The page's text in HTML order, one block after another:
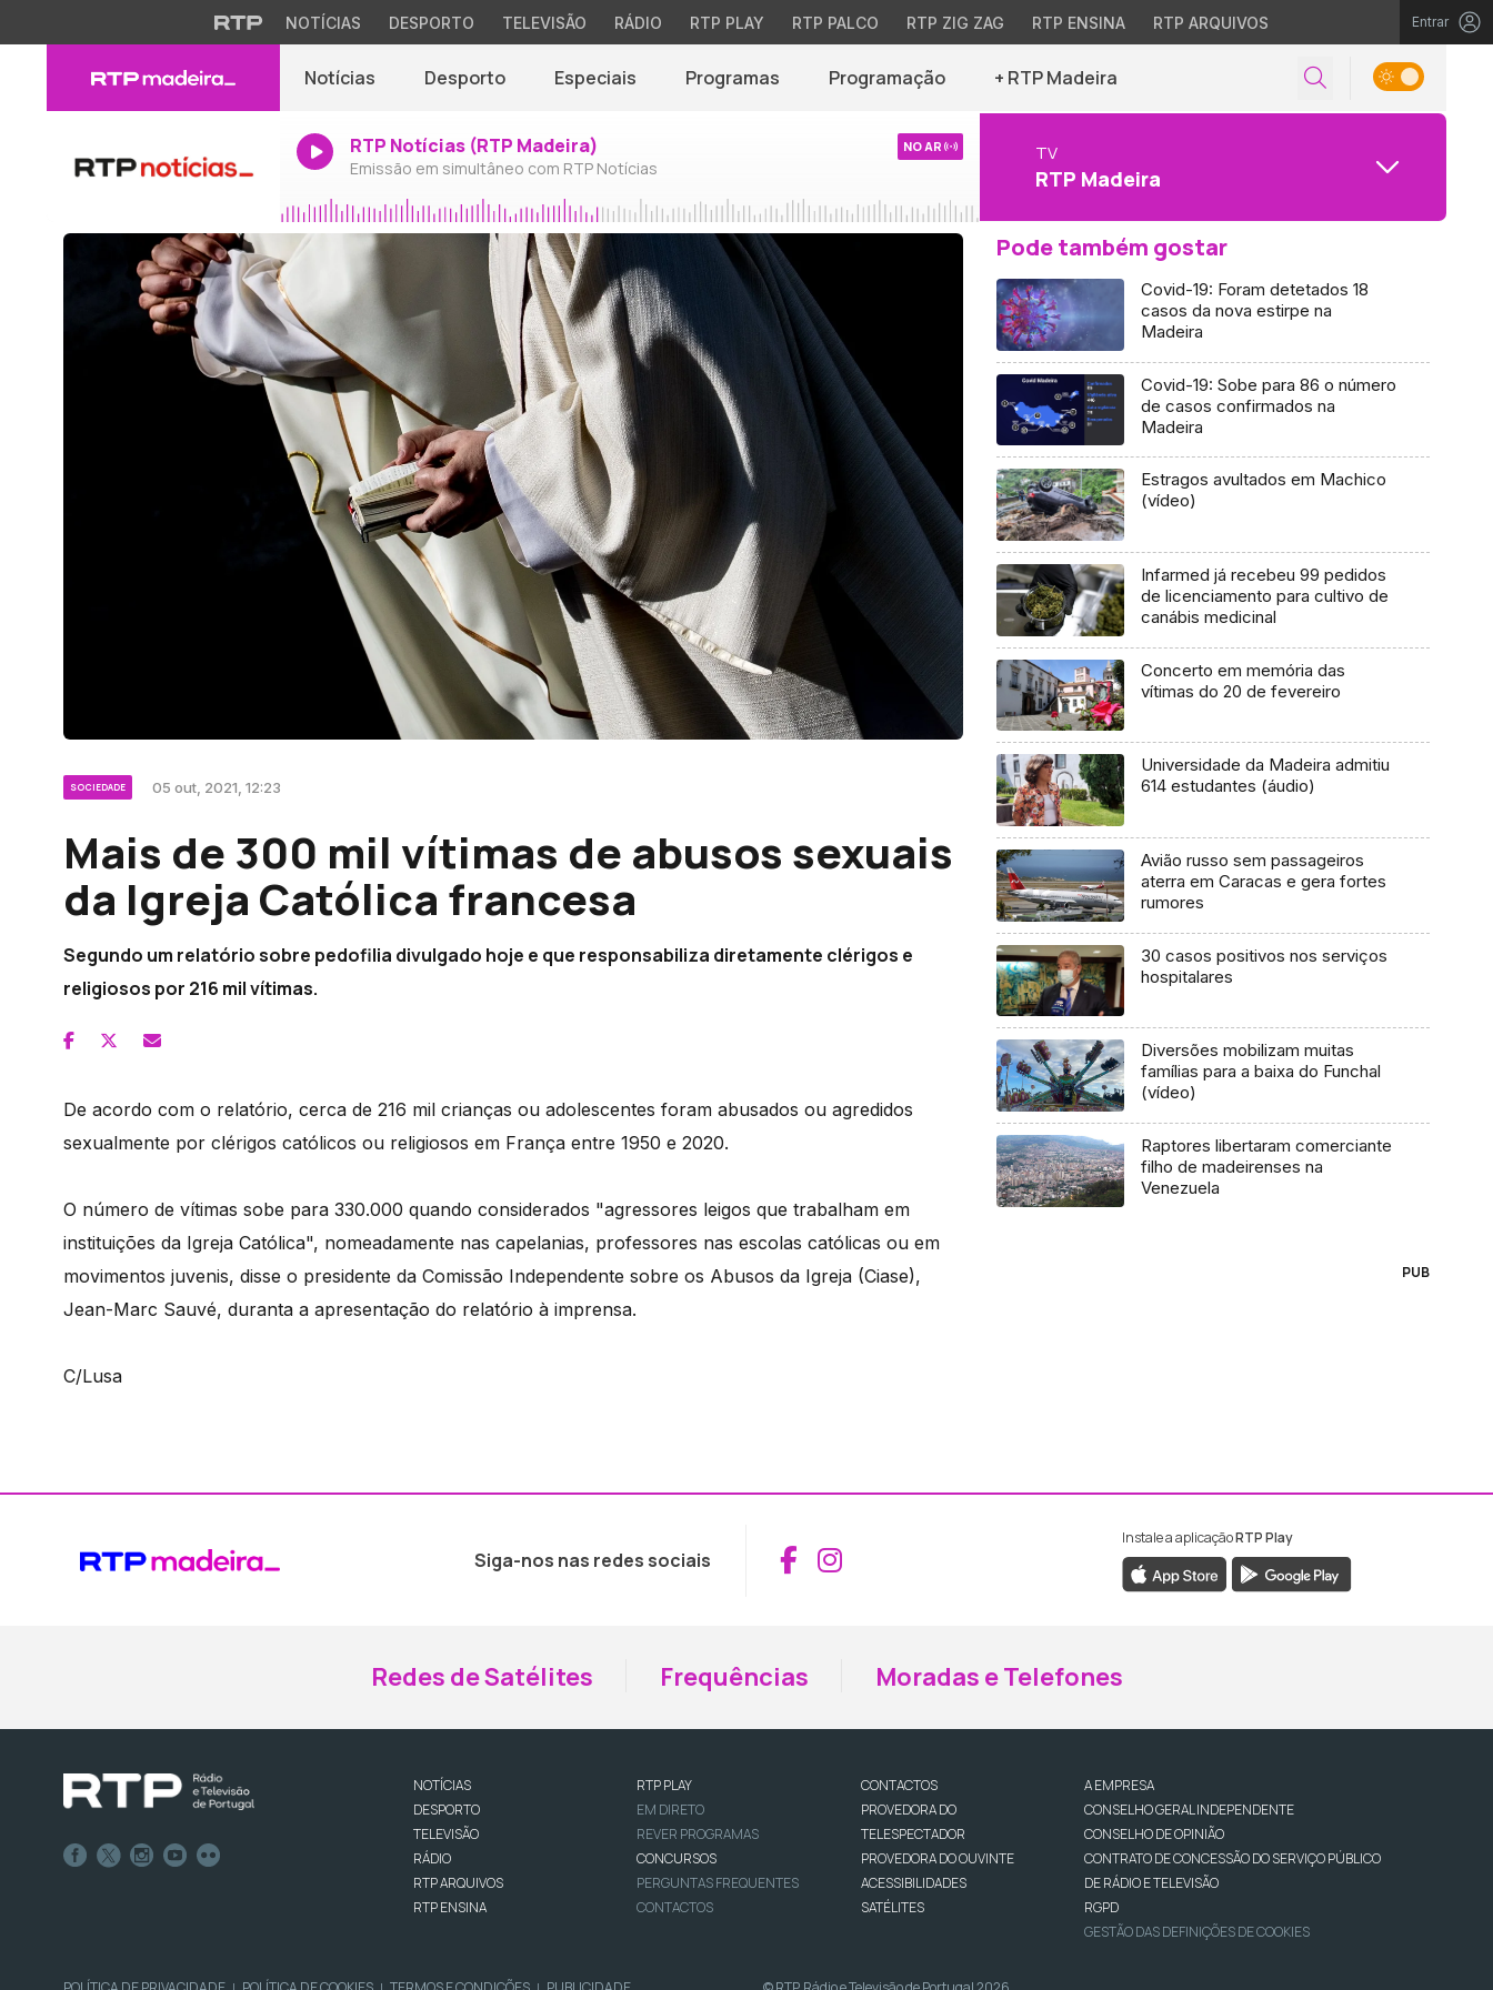
NOTÍCIAS DESPORTO TELEVISÃO RÁDIO RTP PLAY RTP PALCO RTP ZIG ZAG RTP ENSINA RTP ARQUIVOS Entrar
Notícias Desporto Especiais Programas Programação + RTP Madeira
RTP Notícias (RTP Madeira)
Emissão em simultâneo com RTP Notícias
NO AR TV
RTP Madeira
SOCIEDADE 05 out, 2021, 12:23
Mais de 300 mil vítimas de abusos sexuais
da Igreja Católica francesa
Segundo um relatório sobre pedofilia divulgado hoje e que responsabiliza diretamente clérigos e
religiosos por 216 mil vítimas.
De acordo com o relatório, cerca de 216 mil crianças ou adolescentes foram abusados ou agredidos
sexualmente por clérigos católicos ou religiosos em França entre 1950 e 2020.
O número de vítimas sobe para 330.000 quando considerados "agressores leigos que trabalham em
instituições da Igreja Católica", nomeadamente nas capelanias, professores nas escolas católicas ou em
movimentos juvenis, disse o presidente da Comissão Independente sobre os Abusos da Igreja (Ciase),
Jean-Marc Sauvé, duranta a apresentação do relatório à imprensa.
C/Lusa
Pode também gostar
Covid-19: Foram detetados 18
casos da nova estirpe na
Madeira
Covid-19: Sobe para 86 o número
de casos confirmados na
Madeira
Estragos avultados em Machico
(vídeo)
Infarmed já recebeu 99 pedidos
de licenciamento para cultivo de
canábis medicinal
Concerto em memória das
vítimas do 20 de fevereiro
Universidade da Madeira admitiu
614 estudantes (áudio)
Avião russo sem passageiros
aterra em Caracas e gera fortes
rumores
30 casos positivos nos serviços
hospitalares
Diversões mobilizam muitas
famílias para a baixa do Funchal
(vídeo)
Raptores libertaram comerciante
filho de madeirenses na
Venezuela
PUB
Siga-nos nas redes sociais Aceder ao Facebook da RTP Madeira
Aceder ao Instagram da RTP Madeira
Instale a aplicaçãoRTP Play
Redes de Satélites Frequências Moradas e Telefones
NOTÍCIAS
DESPORTO
TELEVISÃO
RÁDIO
RTP ARQUIVOS
RTP ENSINA
RTP PLAY
EM DIRETO
REVER PROGRAMAS
CONCURSOS
PERGUNTAS FREQUENTES
CONTACTOS
CONTACTOS
PROVEDORA DO
TELESPECTADOR
PROVEDORA DO OUVINTE
ACESSIBILIDADES
SATÉLITES
A EMPRESA
CONSELHO GERAL INDEPENDENTE
CONSELHO DE OPINIÃO
CONTRATO DE CONCESSÃO DO SERVIÇO PÚBLICO
DE RÁDIO E TELEVISÃO
RGPD
GESTÃO DAS DEFINIÇÕES DE COOKIES